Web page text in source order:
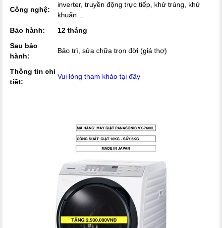
Công nghệ:
inverter, truyền động trực tiếp, khử trùng, khử
khuẩn…
Bảo hành:
12 tháng
Sau bảo
hành:
Bảo trì, sửa chữa trọn đời (giá thợ)
Thông tin chi
tiết:
Vui lòng tham khảo tại đây